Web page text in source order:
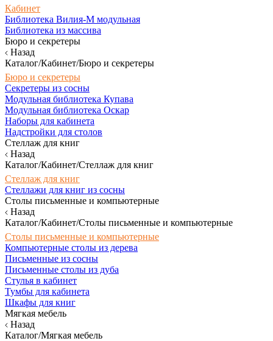
Кабинет
Библиотека Вилия-М модульная
Библиотека из массива
Бюро и секретеры
Назад
Каталог/Кабинет/Бюро и секретеры
Бюро и секретеры
Секретеры из сосны
Модульная библиотека Купава
Модульная библиотека Оскар
Наборы для кабинета
Надстройки для столов
Стеллаж для книг
Назад
Каталог/Кабинет/Стеллаж для книг
Стеллаж для книг
Стеллажи для книг из сосны
Столы письменные и компьютерные
Назад
Каталог/Кабинет/Столы письменные и компьютерные
Столы письменные и компьютерные
Компьютерные столы из дерева
Письменные из сосны
Письменные столы из дуба
Стулья в кабинет
Тумбы для кабинета
Шкафы для книг
Мягкая мебель
Назад
Каталог/Мягкая мебель